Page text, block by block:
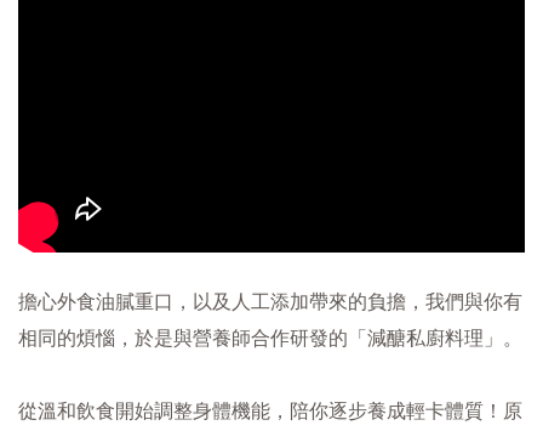
擔心外食油膩重口，以及人工添加帶來的負擔，我們與你有
相同的煩惱，於是與營養師合作研發的「減醣私廚料理」。
從溫和飲食開始調整身體機能，陪你逐步養成輕卡體質！原